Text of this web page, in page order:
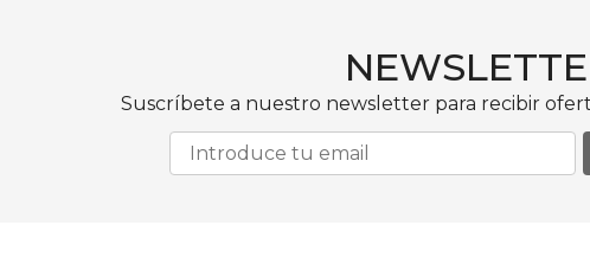
Suscríbete a nuestro newsletter para recibir